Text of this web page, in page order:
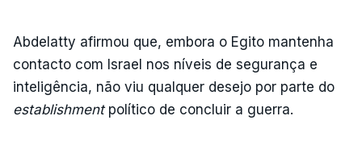
Abdelatty afirmou que, embora o Egito mantenha
contacto com Israel nos níveis de segurança e
inteligência, não viu qualquer desejo por parte do
establishmentpolítico de concluir a guerra.